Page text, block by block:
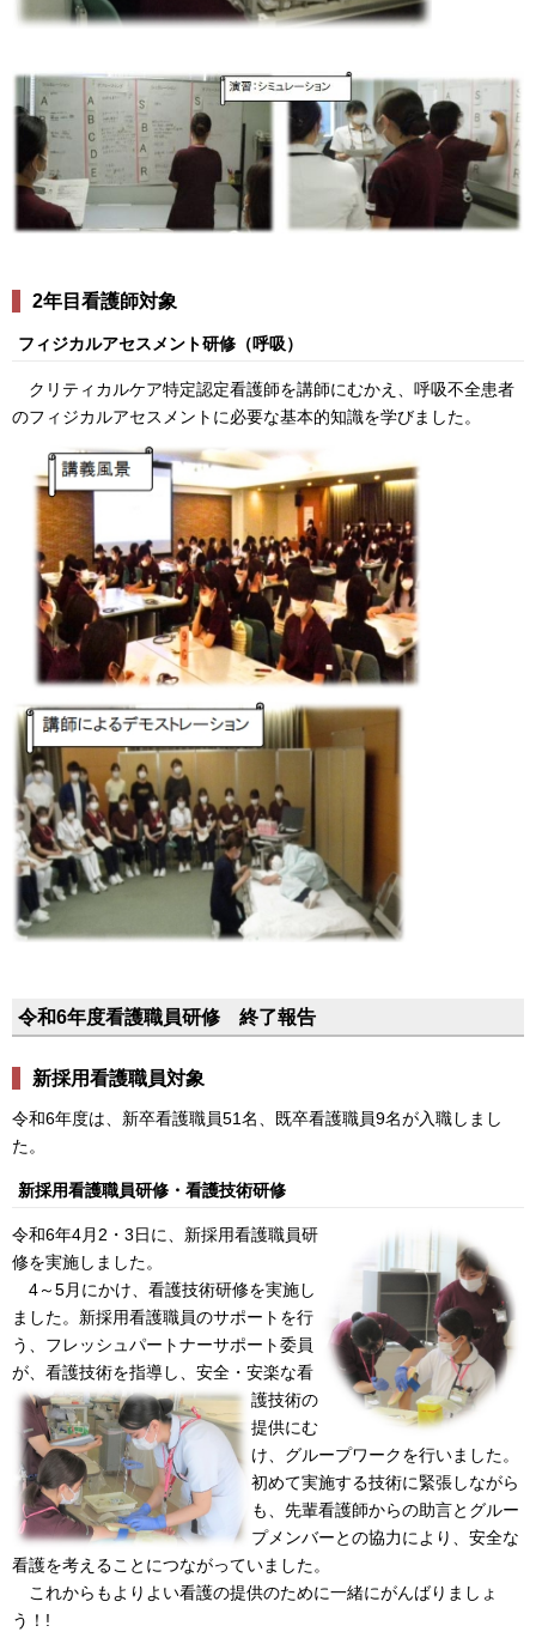
2年目看護師対象
フィジカルアセスメント研修（呼吸）
クリティカルケア特定認定看護師を講師にむかえ、呼吸不全患者
のフィジカルアセスメントに必要な基本的知識を学びました。
令和6年度看護職員研修 終了報告
新採用看護職員対象
令和6年度は、新卒看護職員51名、既卒看護職員9名が入職しまし
た。
新採用看護職員研修・看護技術研修
令和6年4月2・3日に、新採用看護職員研
修を実施しました。
4～5月にかけ、看護技術研修を実施し
ました。新採用看護職員のサポートを行
う、フレッシュパートナーサポート委員
が、看護技術を指導し、 安全・安楽な看
護技術の
提供にむ
け、グループワークを行いました。
初めて実施する技術に緊張しながら
も、先輩看護師からの助言とグルー
プメンバーとの協力により、安全な
看護を考えることにつながっていました。
これからもよりよい看護の提供のために一緒にがんばりましょ
う！!